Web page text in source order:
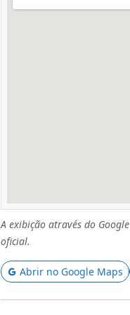
A exibição através do
oficial.
Abrir no Google Maps